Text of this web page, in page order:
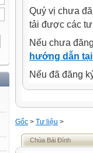
Quý vị chưa
tải được các
Nếu chưa
hướng dẫn
Nếu đã đăng
Gốc > Tư liệu >
Chùa Bái Đính